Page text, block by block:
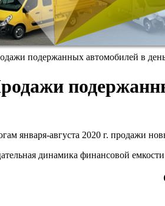
подержанных автомобилей в
января-августа 2020 г. продажи
динамика финансовой